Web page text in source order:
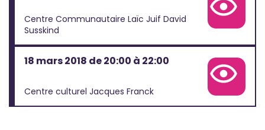
Centre Communautaire Laïc Juif David
Susskind
Voir la fiche complète de cette projection
18 mars 2018 de 20:00 à 22:00
Centre culturel Jacques Franck
Voir la fiche complète de cette projection